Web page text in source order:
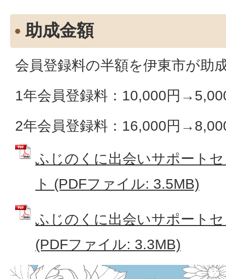
助成金額
会員登録料の半額を伊東市が助
1年会員登録料：10,000円
2年会員登録料：16,000円
ふじのくに出会いサポート
ト (PDFファイル: 3.5MB)
ふじのくに出会いサポート
(PDFファイル: 3.3MB)